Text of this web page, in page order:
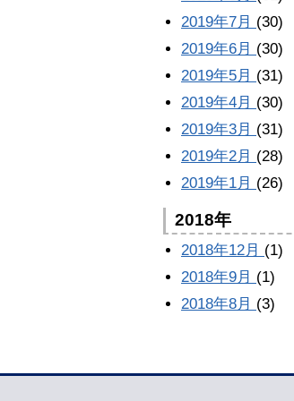
2019年7月 (30)
2019年6月 (30)
2019年5月 (31)
2019年4月 (30)
2019年3月 (31)
2019年2月 (28)
2019年1月 (26)
2018年
2018年12月 (1)
2018年9月 (1)
2018年8月 (3)